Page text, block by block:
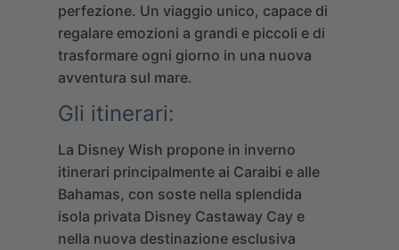
perfezione. Un viaggio unico, capace di
regalare emozioni a grandi e piccoli e di
trasformare ogni giorno in una nuova
avventura sul mare.
Gli itinerari:
La Disney Wish propone in inverno
itinerari principalmente ai Caraibi e alle
Bahamas, con soste nella splendida
isola privata Disney Castaway Cay e
nella nuova destinazione esclusiva